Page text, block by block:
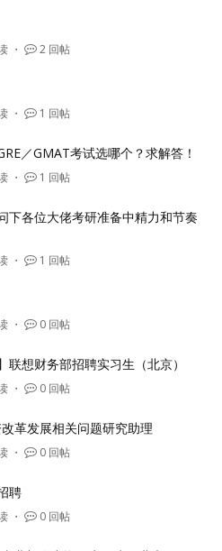
・ 2 回帖
・ 1 回帖
／GMAT考试选哪个？求解答！
・ 1 回帖
下各位大佬考研准备中精力和节奏
・ 1 回帖
・ 0 回帖
想财务部招聘实习生（北京）
・ 0 回帖
革发展相关问题研究助理
・ 0 回帖
聘
・ 0 回帖